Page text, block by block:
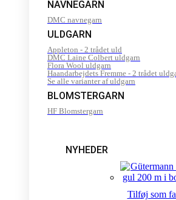
NAVNEGARN
DMC navnegarn
ULDGARN
Appleton - 2 trådet uld
DMC Laine Colbert uldgarn
Flora Wool uldgarn
Haandarbejdets Fremme - 2 trådet
Se alle varianter af uldgarn
BLOMSTERGARN
HF Blomstergarn
NYHEDER
Tilføj som